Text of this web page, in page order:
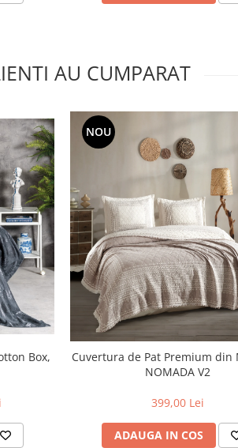
AU CUMPARAT
Box,
NOU
Cuvertura de Pat Premium din
NOMADA V2
399,00 Lei
ADAUGA IN COS